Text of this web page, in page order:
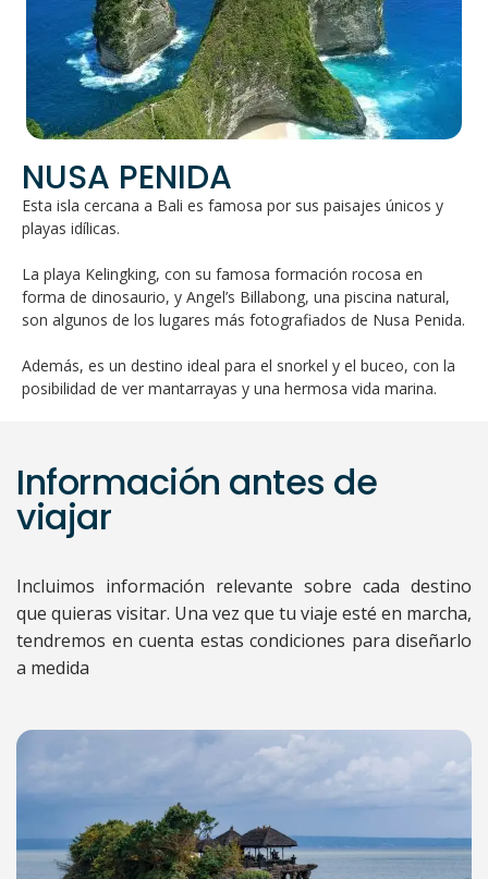
NUSA PENIDA
Esta isla cercana a Bali es famosa por sus paisajes únicos y
playas idílicas.
La playa Kelingking, con su famosa formación rocosa en
forma de dinosaurio, y Angel’s Billabong, una piscina natural,
son algunos de los lugares más fotografiados de Nusa Penida.
Además, es un destino ideal para el snorkel y el buceo, con la
posibilidad de ver mantarrayas y una hermosa vida marina.
Información antes de
viajar
Incluimos información relevante sobre cada destino
que quieras visitar. Una vez que tu viaje esté en marcha,
tendremos en cuenta estas condiciones para diseñarlo
a medida